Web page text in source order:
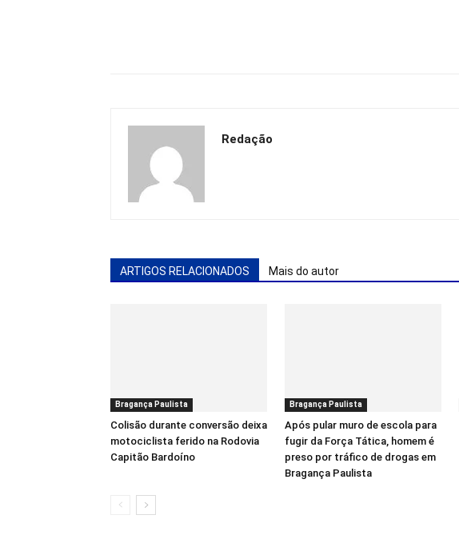
Redação
ARTIGOS RELACIONADOS Mais do autor
Bragança Paulista
Colisão durante conversão deixa
motociclista ferido na Rodovia
Capitão Bardoíno
Bragança Paulista
Após pular muro de escola para
fugir da Força Tática, homem é
preso por tráfico de drogas em
Bragança Paulista